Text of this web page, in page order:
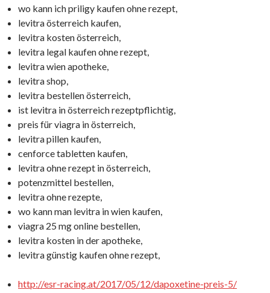
wo kann ich priligy kaufen ohne rezept,
levitra österreich kaufen,
levitra kosten österreich,
levitra legal kaufen ohne rezept,
levitra wien apotheke,
levitra shop,
levitra bestellen österreich,
ist levitra in österreich rezeptpflichtig,
preis für viagra in österreich,
levitra pillen kaufen,
cenforce tabletten kaufen,
levitra ohne rezept in österreich,
potenzmittel bestellen,
levitra ohne rezepte,
wo kann man levitra in wien kaufen,
viagra 25 mg online bestellen,
levitra kosten in der apotheke,
levitra günstig kaufen ohne rezept,
http://esr-racing.at/2017/05/12/dapoxetine-preis-5/